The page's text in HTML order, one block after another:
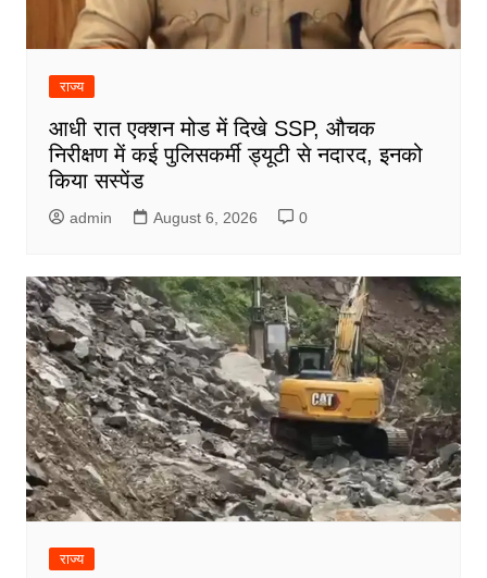
राज्य
आधी रात एक्शन मोड में दिखे SSP, औचक
निरीक्षण में कई पुलिसकर्मी ड्यूटी से नदारद, इनको
किया सस्पेंड
admin August 6, 2026 0
राज्य